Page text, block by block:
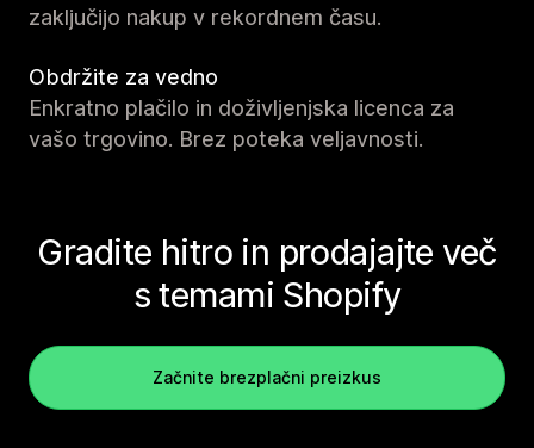
zaključijo nakup v rekordnem času.
Obdržite za vedno
Enkratno plačilo in doživljenjska licenca za
vašo trgovino. Brez poteka veljavnosti.
Gradite hitro in prodajajte več
s temami Shopify
Začnite brezplačni preizkus